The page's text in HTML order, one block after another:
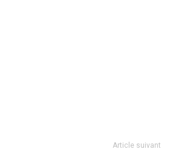
Article suivant